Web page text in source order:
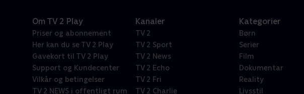
Om TV 2 Play
Priser og abonnement
Her kan du se TV 2 Play
Gavekort til TV 2 Play
Support og Kundecenter
Vilkår og betingelser
TV 2 NEWS i offentligt rum
Kanaler
TV 2
TV 2 Sport
TV 2 News
TV 2 Echo
TV 2 Fri
TV 2 Charlie
Kategorier
Børn
Serier
Film
Dokumentar
Reality
Livsstil